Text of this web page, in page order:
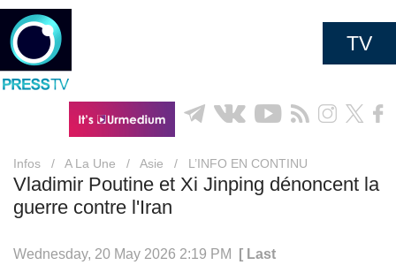
TV
Infos / A La Une / Asie / L’INFO EN CONTINU
Vladimir Poutine et Xi Jinping dénoncent la
guerre contre l'Iran
Wednesday, 20 May 2026 2:19 PM
[ Last